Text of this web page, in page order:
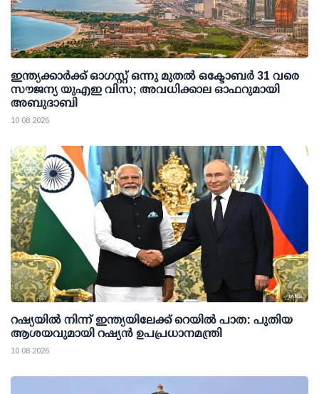
ഇന്ത്യക്കാര്‍ക്ക് ഓഗസ്റ്റ് ഒന്നു മുതല്‍ ഒക്ടോബര്‍ 31 വരെ
സൗജന്യ യുഎഇ വിസ; അവധിക്കാല ഓഫറുമായി
അബുദാബി
10 08 2026
റഷ്യയില്‍ നിന്ന് ഇന്ത്യയിലേക്ക് റെയില്‍ പാത: പുതിയ
ആശയവുമായി റഷ്യന്‍ ഉപപ്രധാനമന്ത്രി
10 08 2026